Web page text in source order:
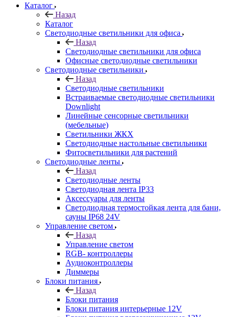
Каталог
Назад
Каталог
Светодиодные светильники для офиса
Назад
Светодиодные светильники для офиса
Офисные светодиодные светильники
Светодиодные светильники
Назад
Светодиодные светильники
Встраиваемые светодиодные светильники
Downlight
Линейные сенсорные светильники
(мебельные)
Светильники ЖКХ
Светодиодные настольные светильники
Фитосветильники для растений
Светодиодные ленты
Назад
Светодиодные ленты
Светодиодная лента IP33
Аксессуары для ленты
Светодиодная термостойкая лента для бани,
сауны IP68 24V
Управление светом
Назад
Управление светом
RGB- контроллеры
Аудиоконтроллеры
Диммеры
Блоки питания
Назад
Блоки питания
Блоки питания интерьерные 12V